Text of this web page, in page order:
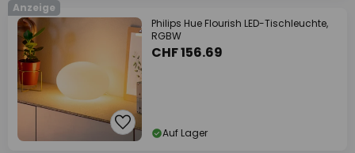
Anzeige
Philips Hue Flourish LED-Tischleuchte,
RGBW
CHF 156.69
Auf Lager